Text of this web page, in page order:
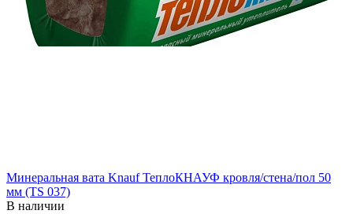
Минеральная вата Knauf ТеплоКНАУФ кровля/стена/пол 50
мм (TS 037)
В наличии